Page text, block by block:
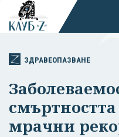
ЗДРАВЕОПАЗВАНЕ
мрачни